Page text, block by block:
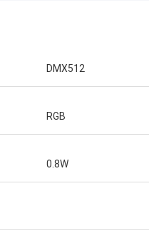
DMX512
RGB
0.8W